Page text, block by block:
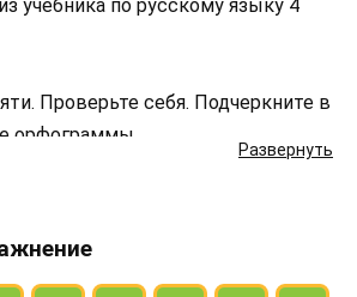
Развернуть
учебника по русскому языку 4
Проверьте себя. Подчеркните в
орфограммы.